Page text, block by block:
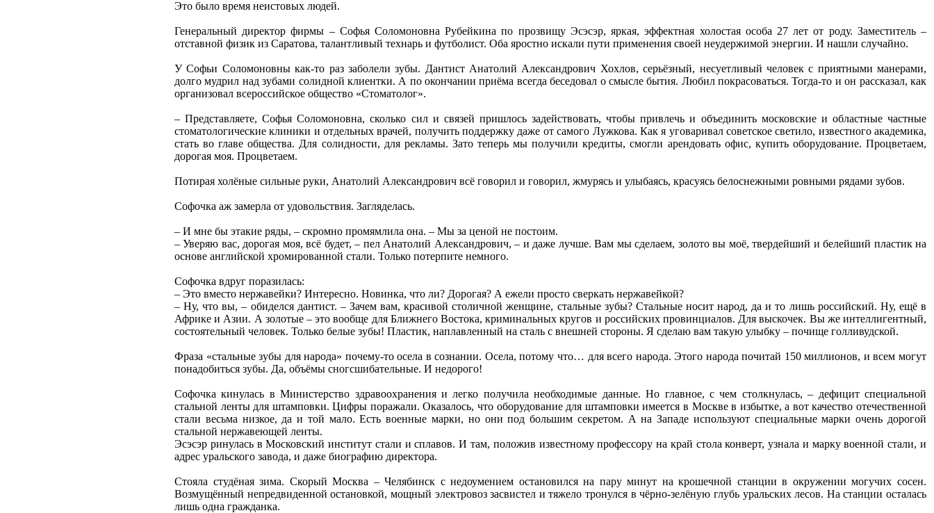
Это было время неистовых людей.
Генеральный директор фирмы – Софья Соломоновна Рубейкина по прозвищу Эсэсэр, яркая, эффектная холостая особа 27 лет от роду. Заместитель –
отставной физик из Саратова, талантливый технарь и футболист. Оба яростно искали пути применения своей неудержимой энергии. И нашли случайно.
У Софьи Соломоновны как-то раз заболели зубы. Дантист Анатолий Александрович Хохлов, серьёзный, несуетливый человек с приятными манерами,
долго мудрил над зубами солидной клиентки. А по окончании приёма всегда беседовал о смысле бытия. Любил покрасоваться. Тогда-то и он рассказал, как
организовал всероссийское общество «Стоматолог».
– Представляете, Софья Соломоновна, сколько сил и связей пришлось задействовать, чтобы привлечь и объединить московские и областные частные
стоматологические клиники и отдельных врачей, получить поддержку даже от самого Лужкова. Как я уговаривал советское светило, известного академика,
стать во главе общества. Для солидности, для рекламы. Зато теперь мы получили кредиты, смогли арендовать офис, купить оборудование. Процветаем,
дорогая моя. Процветаем.
Потирая холёные сильные руки, Анатолий Александрович всё говорил и говорил, жмурясь и улыбаясь, красуясь белоснежными ровными рядами зубов.
Софочка аж замерла от удовольствия. Загляделась.
– И мне бы этакие ряды, – скромно промямлила она. – Мы за ценой не постоим.
– Уверяю вас, дорогая моя, всё будет, – пел Анатолий Александрович, – и даже лучше. Вам мы сделаем, золото вы моё, твердейший и белейший пластик на
основе английской хромированной стали. Только потерпите немного.
Софочка вдруг поразилась:
– Это вместо нержавейки? Интересно. Новинка, что ли? Дорогая? А ежели просто сверкать нержавейкой?
– Ну, что вы, – обиделся дантист. – Зачем вам, красивой столичной женщине, стальные зубы? Стальные носит народ, да и то лишь российский. Ну, ещё в
Африке и Азии. А золотые – это вообще для Ближнего Востока, криминальных кругов и российских провинциалов. Для выскочек. Вы же интеллигентный,
состоятельный человек. Только белые зубы! Пластик, наплавленный на сталь с внешней стороны. Я сделаю вам такую улыбку – почище голливудской.
Фраза «стальные зубы для народа» почему-то осела в сознании. Осела, потому что… для всего народа. Этого народа почитай 150 миллионов, и всем могут
понадобиться зубы. Да, объёмы сногсшибательные. И недорого!
Софочка кинулась в Министерство здравоохранения и легко получила необходимые данные. Но главное, с чем столкнулась, – дефицит специальной
стальной ленты для штамповки. Цифры поражали. Оказалось, что оборудование для штамповки имеется в Москве в избытке, а вот качество отечественной
стали весьма низкое, да и той мало. Есть военные марки, но они под большим секретом. А на Западе используют специальные марки очень дорогой
стальной нержавеющей ленты.
Эсэсэр ринулась в Московский институт стали и сплавов. И там, положив известному профессору на край стола конверт, узнала и марку военной стали, и
адрес уральского завода, и даже биографию директора.
Стояла студёная зима. Скорый Москва – Челябинск с недоумением остановился на пару минут на крошечной станции в окружении могучих сосен.
Возмущённый непредвиденной остановкой, мощный электровоз засвистел и тяжело тронулся в чёрно-зелёную глубь уральских лесов. На станции осталась
лишь одна гражданка.